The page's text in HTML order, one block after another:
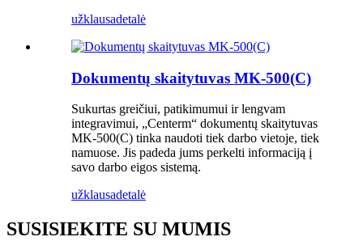
užklausadetalė
Dokumentų skaitytuvas MK-500(C)
Sukurtas greičiui, patikimumui ir lengvam
integravimui, „Centerm“ dokumentų skaitytuvas
MK-500(C) tinka naudoti tiek darbo vietoje, tiek
namuose. Jis padeda jums perkelti informaciją į
savo darbo eigos sistemą.
užklausadetalė
SUSISIEKITE SU MUMIS